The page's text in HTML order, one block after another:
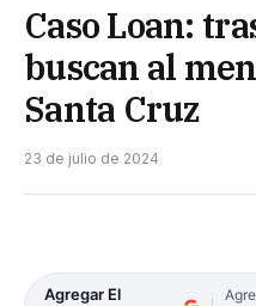
Caso Loan:
buscan al
Santa Cruz
23 de julio de 2024
Agregar El